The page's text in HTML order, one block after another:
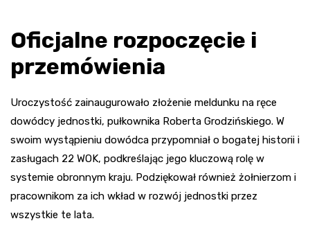
Oficjalne rozpoczęcie i
przemówienia
Uroczystość zainaugurowało złożenie meldunku na ręce
dowódcy jednostki, pułkownika Roberta Grodzińskiego. W
swoim wystąpieniu dowódca przypomniał o bogatej historii i
zasługach 22 WOK, podkreślając jego kluczową rolę w
systemie obronnym kraju. Podziękował również żołnierzom i
pracownikom za ich wkład w rozwój jednostki przez
wszystkie te lata.